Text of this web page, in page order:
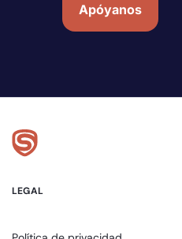
Apóyanos
LEGAL